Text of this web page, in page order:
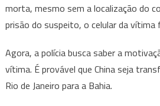
morta, mesmo sem a localização do
prisão do suspeito, o celular da vítima
Agora, a polícia busca saber a
vítima. É provável que China seja
Rio de Janeiro para a Bahia.